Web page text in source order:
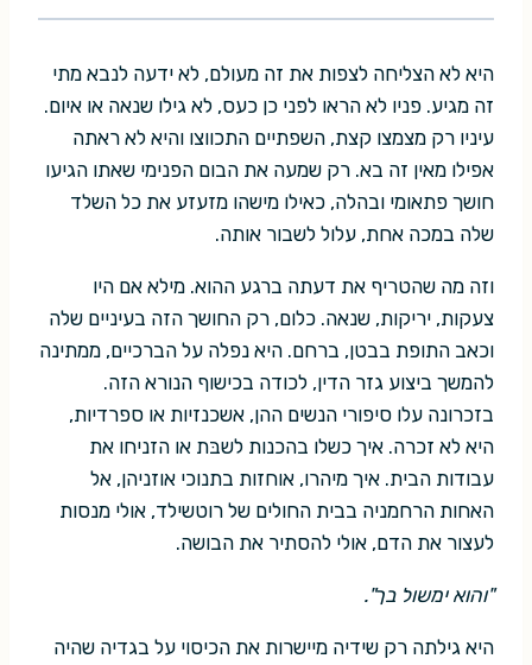
היא לא הצליחה לצפות את זה מעולם, לא ידעה לנבא מתי
זה מגיע. פניו לא הראו לפני כן כעס, לא גילו שנאה או איום.
עיניו רק מצמצו קצת, השפתיים התכווצו והיא לא ראתה
אפילו מאין זה בא. רק שמעה את הבום הפנימי שאתו הגיעו
חושך פתאומי ובהלה, כאילו מישהו מזעזע את כל השלד
שלה במכה אחת, עלול לשבור אותה.
וזה מה שהטריף את דעתה ברגע ההוא. מילא אם היו
צעקות, יריקות, שנאה. כלום, רק החושך הזה בעיניים שלה
וכאב התופת בבטן, ברחם. היא נפלה על הברכיים, ממתינה
להמשך ביצוע גזר הדין, לכודה בכישוף הנורא הזה.
בזכרונה עלו סיפורי הנשים ההן, אשכנזיות או ספרדיות,
היא לא זכרה. איך כשלו בהכנות לשבּת או הזניחו את
עבודות הבית. איך מיהרו, אוחזות בתנוכי אוזניהן, אל
האחות הרחמניה בבית החולים של רוטשילד, אולי מנסות
לעצור את הדם, אולי להסתיר את הבושה.
"והוא ימשול בך".
היא גילתה רק שידיה מיישרות את הכיסוי על בגדיה שהיה